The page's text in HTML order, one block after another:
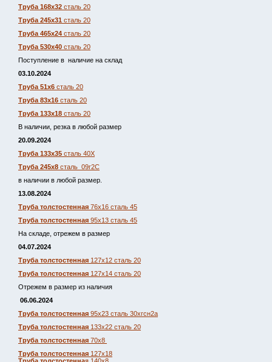
Труба 168х32 сталь 20
Труба 245х31 сталь 20
Труба 465х24 сталь 20
Труба 530х40 сталь 20
Поступление в наличие на склад
03.10.2024
Труба 51х6 сталь 20
Труба 83х16 сталь 20
Труба 133х18 сталь 20
В наличии, резка в любой размер
20.09.2024
Труба 133х35 сталь 40Х
Труба 245х8 сталь 09г2С
в наличии в любой размер.
13.08.2024
Труба толстостенная 76х16 сталь 45
Труба толстостенная 95х13 сталь 45
На складе, отрежем в размер
04.07.2024
Труба толстостенная 127х12 сталь 20
Труба толстостенная 127х14 сталь 20
Отрежем в размер из наличия
06.06.2024
Труба толстостенная 95х23 сталь 30хгсн2а
Труба толстостенная 133х22 сталь 20
Труба толстостенная 70х8
Труба толстостенная 127х18